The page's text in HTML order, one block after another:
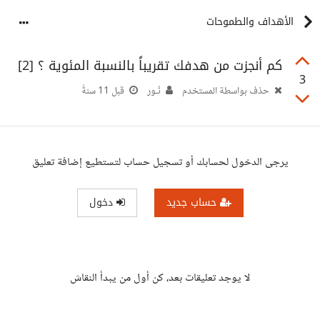
الأهداف والطموحات
3
كم أنجزت من هدفك تقريباً بالنسبة المئوية ؟ [2]
حذف بواسطة المستخدم نُـور قبل 11 سنةً
يرجى الدخول لحسابك أو تسجيل حساب لتستطيع إضافة تعليق
حساب جديد دخول
لا يوجد تعليقات بعد، كن أول من يبدأ النقاش